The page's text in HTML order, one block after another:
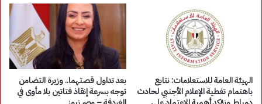
الهيئة العامة للاستعلامات: نتابع
باهتمام تغطية الإعلام الأجنبي لحادث
بعد تداول قصتهما.. وزيرة التضامن
توجه بسرعة إنقاذ فتاتين بلا مأوى في